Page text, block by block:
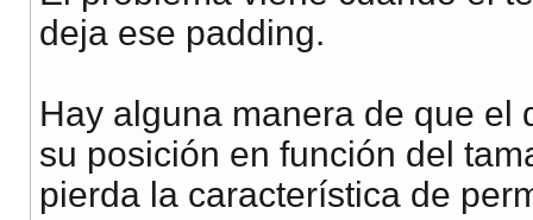
deja ese padding.
Hay alguna manera de que el
su posición en función del
pierda la característica de